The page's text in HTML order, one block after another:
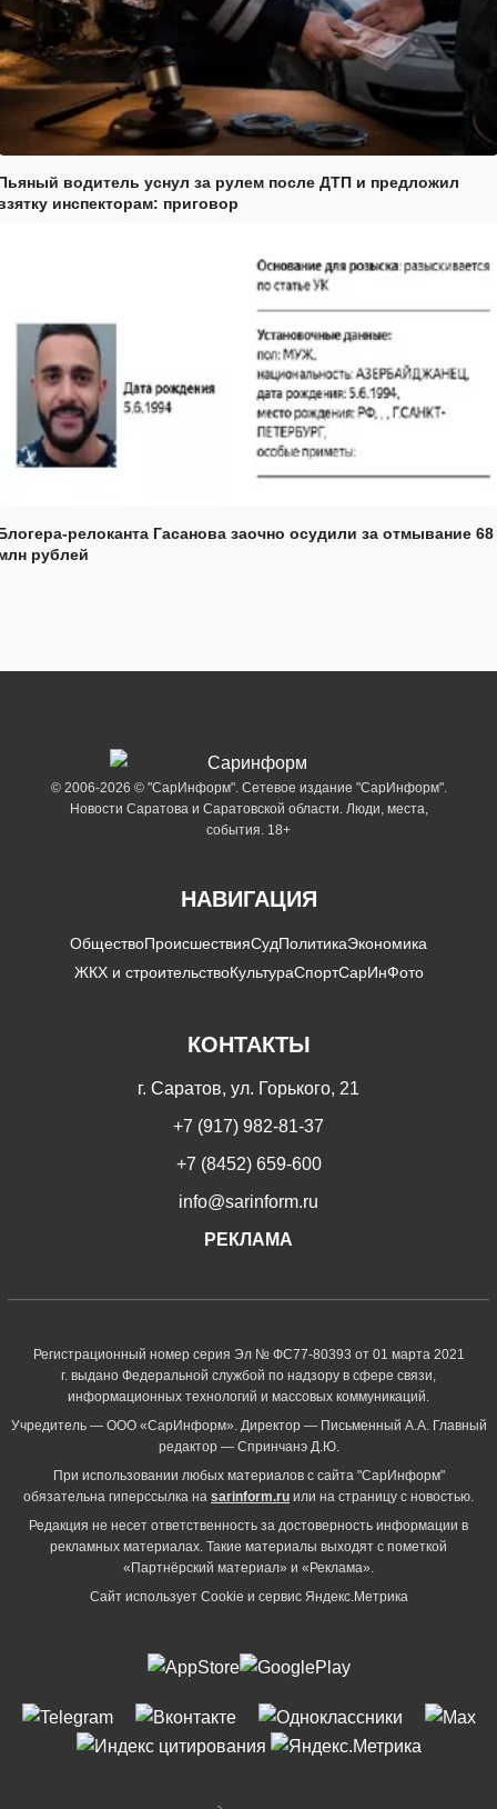
водитель уснул за рулем после ДТП и предложил
инспекторам: приговор
релоканта Гасанова заочно осудили за отмывание 68
рублей
© 2006-2026 © "СарИнформ". Сетевое издание "СарИнформ".
Новости Саратова и Саратовской области. Люди, места,
события. 18+
НАВИГАЦИЯ
ОбществоПроисшествияСудПолитикаЭкономика
ЖКХ и строительствоКультураСпортСарИнФото
КОНТАКТЫ
г. Саратов, ул. Горького, 21
+7 (917) 982-81-37
+7 (8452) 659-600
info@sarinform.ru
РЕКЛАМА
Регистрационный номер серия Эл № ФС77-80393 от 01 марта 2021
г. выдано Федеральной службой по надзору в сфере связи,
информационных технологий и массовых коммуникаций.
Учредитель — ООО «СарИнформ». Директор — Письменный А.А. Главный
редактор — Спринчанэ Д.Ю.
При использовании любых материалов с сайта "СарИнформ"
обязательна гиперссылка на sarinform.ru или на страницу с новостью.
Редакция не несет ответственность за достоверность информации в
рекламных материалах. Такие материалы выходят с пометкой
«Партнёрский материал» и «Реклама».
Сайт использует Cookie и сервиc Яндекс.Метрика